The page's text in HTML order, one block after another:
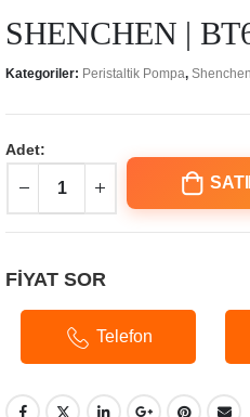
SHENCHEN |
Kategoriler: Peristaltik Pompa, Shenchen
Adet:
FİYAT SOR
Telefon